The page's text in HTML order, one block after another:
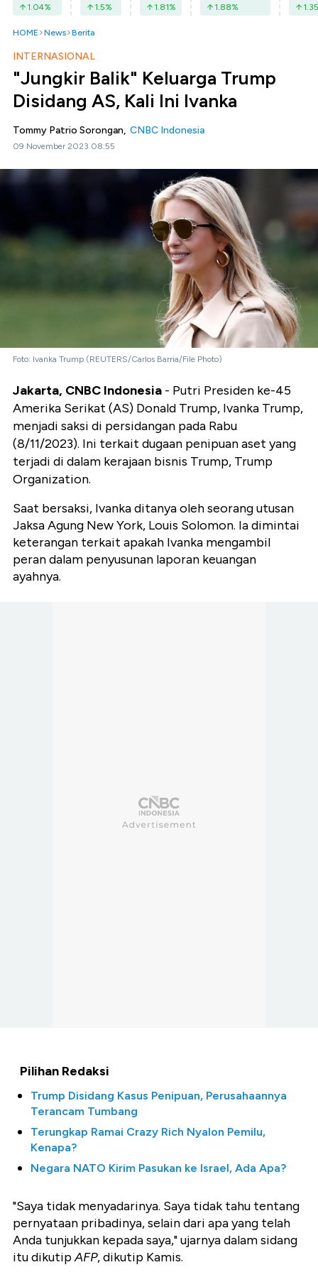
1.04% 1.5% 1.81% 1.88% 1.35
HOME News Berita
INTERNASIONAL
"Jungkir Balik" Keluarga Trump
Disidang AS, Kali Ini Ivanka
Tommy Patrio Sorongan, CNBC Indonesia
09 November 2023 08:55
Foto: Ivanka Trump (REUTERS/Carlos Barria/File Photo)
Jakarta, CNBC Indonesia - Putri Presiden ke-45
Amerika Serikat (AS) Donald Trump, Ivanka Trump,
menjadi saksi di persidangan pada Rabu
(8/11/2023). Ini terkait dugaan penipuan aset yang
terjadi di dalam kerajaan bisnis Trump, Trump
Organization.
Saat bersaksi, Ivanka ditanya oleh seorang utusan
Jaksa Agung New York, Louis Solomon. Ia dimintai
keterangan terkait apakah Ivanka mengambil
peran dalam penyusunan laporan keuangan
ayahnya.
Pilihan Redaksi
Trump Disidang Kasus Penipuan, Perusahaannya
Terancam Tumbang
Terungkap Ramai Crazy Rich Nyalon Pemilu,
Kenapa?
Negara NATO Kirim Pasukan ke Israel, Ada Apa?
"Saya tidak menyadarinya. Saya tidak tahu tentang
pernyataan pribadinya, selain dari apa yang telah
Anda tunjukkan kepada saya," ujarnya dalam sidang
itu dikutipAFP, dikutip Kamis.